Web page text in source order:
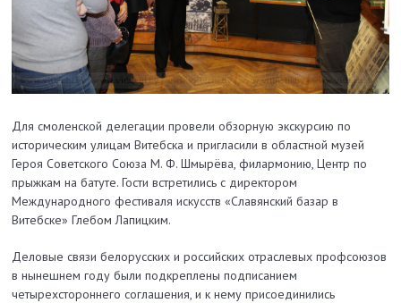
Для смоленской делегации провели обзорную экскурсию по
историческим улицам Витебска и пригласили в областной музей
Героя Советского Союза М. Ф. Шмырёва, филармонию, Центр по
прыжкам на батуте. Гости встретились с директором
Международного фестиваля искусств «Славянский базар в
Витебске» Глебом Лапицким.
Деловые связи белорусских и российских отраслевых профсоюзов
в нынешнем году были подкреплены подписанием
четырехстороннего соглашения, и к нему присоединились